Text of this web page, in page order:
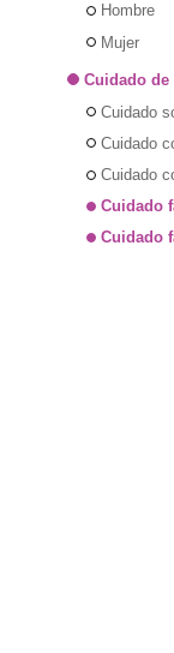
Hombre
Mujer
Cuidado de
Cuidado
Cuidado
Cuidado
Cuidado
Cuidado